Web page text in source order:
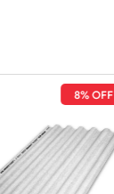
8% OFF